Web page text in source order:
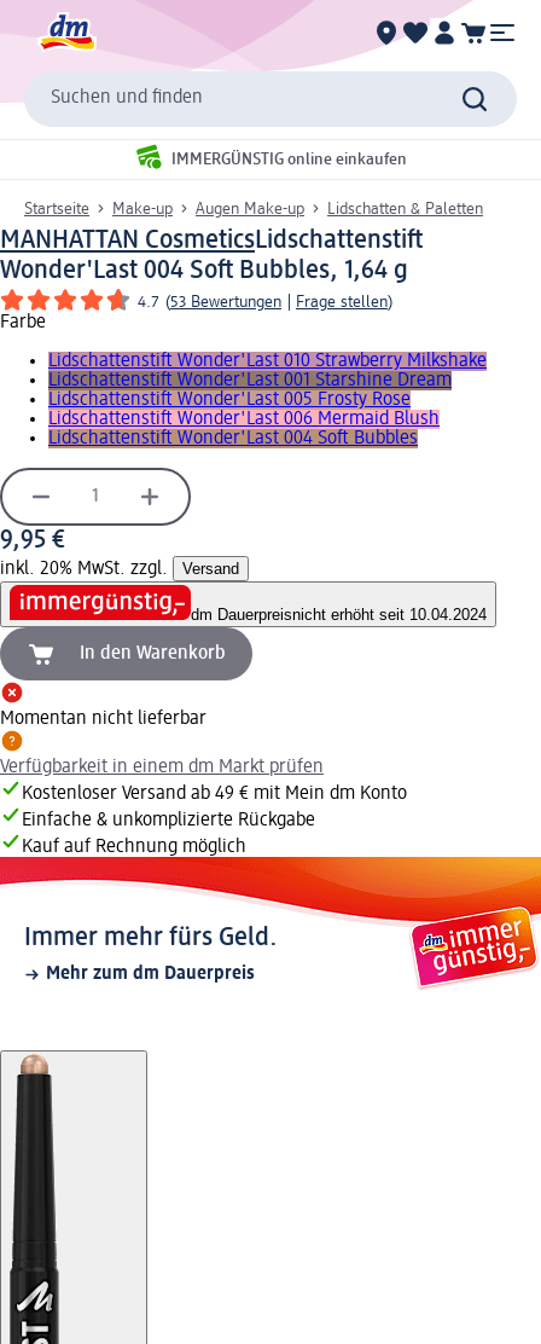
Suchen und finden
IMMERGÜNSTIG online einkaufen
Startseite Make-up Augen Make-up Lidschatten & Paletten
MANHATTAN CosmeticsLidschattenstift
Wonder'Last 004 Soft Bubbles, 1,64 g
4.7 (53 Bewertungen Frage stellen)
Farbe
Lidschattenstift Wonder'Last 010 Strawberry Milkshake
Lidschattenstift Wonder'Last 001 Starshine Dream
Lidschattenstift Wonder'Last 005 Frosty Rose
Lidschattenstift Wonder'Last 006 Mermaid Blush
Lidschattenstift Wonder'Last 004 Soft Bubbles
9,95 €
inkl. 20% MwSt. zzgl. Versand
dm Dauerpreisnicht erhöht seit 10.04.2024
In den Warenkorb
Momentan nicht lieferbar
Verfügbarkeit in einem dm Markt prüfen
Kostenloser Versand ab 49 € mit Mein dm Konto
Einfache & unkomplizierte Rückgabe
Kauf auf Rechnung möglich
Immer mehr fürs Geld.
Mehr zum dm Dauerpreis